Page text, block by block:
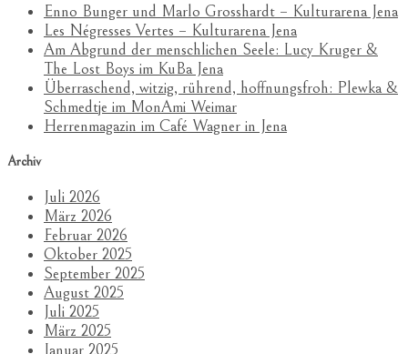
Enno Bunger und Marlo Grosshardt – Kulturarena Jena
Les Négresses Vertes – Kulturarena Jena
Am Abgrund der menschlichen Seele: Lucy Kruger &
The Lost Boys im KuBa Jena
Überraschend, witzig, rührend, hoffnungsfroh: Plewka &
Schmedtje im MonAmi Weimar
Herrenmagazin im Café Wagner in Jena
Archiv
Juli 2026
März 2026
Februar 2026
Oktober 2025
September 2025
August 2025
Juli 2025
März 2025
Januar 2025